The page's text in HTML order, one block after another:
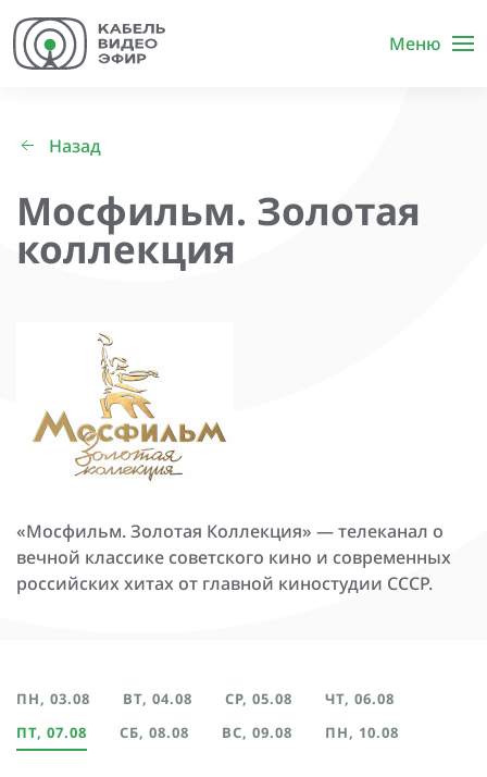
Меню
Назад
Мосфильм. Золотая
коллекция
«Мосфильм. Золотая Коллекция» — телеканал о
вечной классике советского кино и современных
российских хитах от главной киностудии СССР.
ПН, 03.08 ВТ, 04.08 СР, 05.08
ЧТ, 06.08
ПТ, 07.08
СБ, 08.08 ВС, 09.08 ПН, 10.08